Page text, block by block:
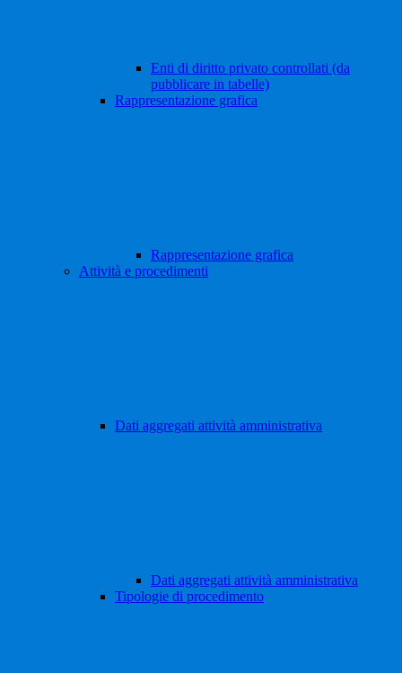
Enti di diritto privato controllati (da
pubblicare in tabelle)
Rappresentazione grafica
Rappresentazione grafica
Attività e procedimenti
Dati aggregati attività amministrativa
Dati aggregati attività amministrativa
Tipologie di procedimento